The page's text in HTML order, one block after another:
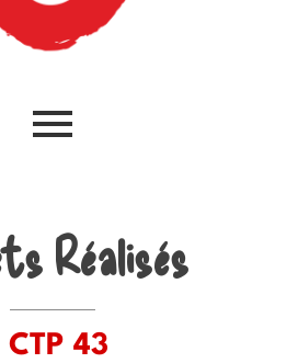
Réalisés
CTP 43